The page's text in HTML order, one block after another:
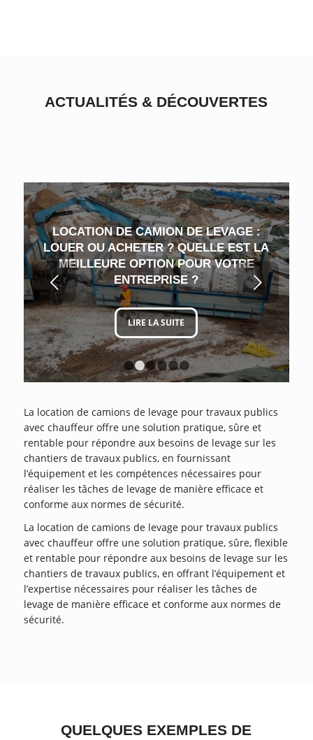
ACTUALITÉS & DÉCOUVERTES
LOCATION DE CAMION DE LEVAGE :
LOUER OU ACHETER ? QUELLE EST LA
MEILLEURE OPTION POUR VOTRE
ENTREPRISE ?
LIRE LA SUITE
Suivant
1 2 3 4 5
La location de camions de levage pour travaux publics
avec chauffeur offre une solution pratique, sûre et
rentable pour répondre aux besoins de levage sur les
chantiers de travaux publics, en fournissant
l’équipement et les compétences nécessaires pour
réaliser les tâches de levage de manière efficace et
conforme aux normes de sécurité.
La location de camions de levage pour travaux publics
avec chauffeur offre une solution pratique, sûre, flexible
et rentable pour répondre aux besoins de levage sur les
chantiers de travaux publics, en offrant l’équipement et
l’expertise nécessaires pour réaliser les tâches de
levage de manière efficace et conforme aux normes de
sécurité.
QUELQUES EXEMPLES DE